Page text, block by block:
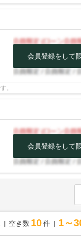
会員登録をして
。
会員登録をして
空き数 10 件 1～